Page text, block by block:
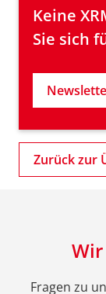
Keine
Sie sich
Zurück zur
Fragen zu